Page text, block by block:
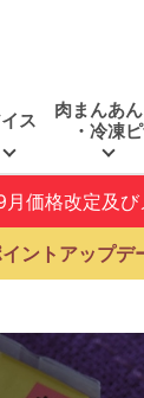
ス
肉まんあ
・冷凍
月価格改定及
ントアップデ